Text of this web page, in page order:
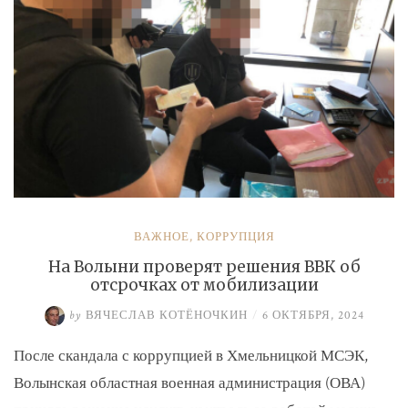
ВАЖНОЕ, КОРРУПЦИЯ
На Волыни проверят решения ВВК об
отсрочках от мобилизации
by ВЯЧЕСЛАВ КОТЁНОЧКИН / 6 ОКТЯБРЯ, 2024
После скандала с коррупцией в Хмельницкой МСЭК,
Волынская областная военная администрация (ОВА)